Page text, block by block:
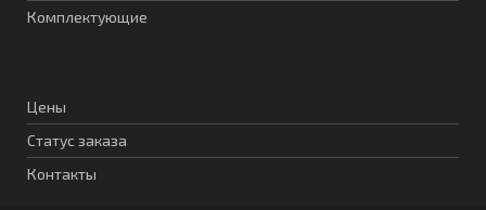
Комплектующие
Цены
Статус заказа
Контакты